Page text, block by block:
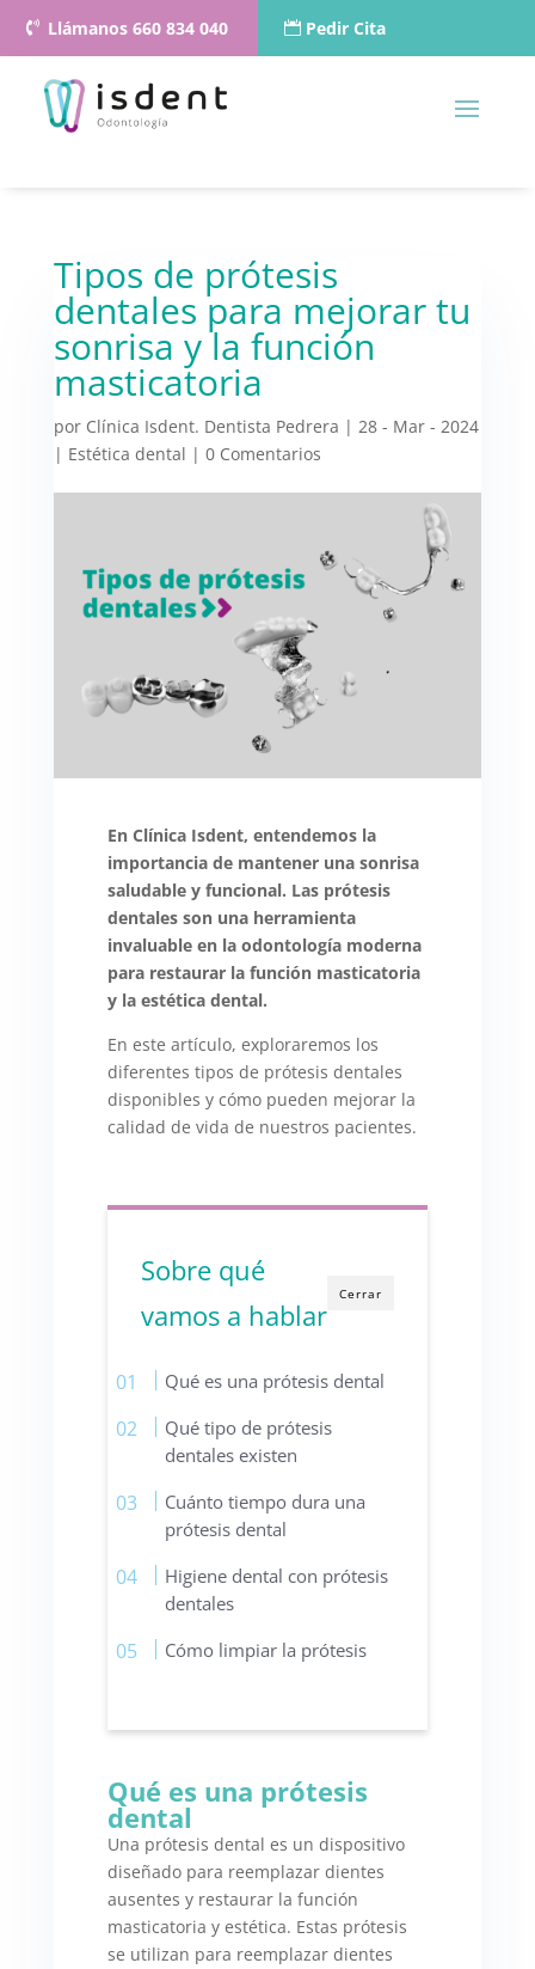
Llámanos 660 834 040 Pedir Cita
Tipos de prótesis
dentales para mejorar tu
sonrisa y la función
masticatoria
por Clínica Isdent. Dentista Pedrera | 28 - Mar - 2024
| Estética dental | 0 Comentarios
En Clínica Isdent, entendemos la
importancia de mantener una sonrisa
saludable y funcional. Las prótesis
dentales son una herramienta
invaluable en la odontología moderna
para restaurar la función masticatoria
y la estética dental.
En este artículo, exploraremos los
diferentes tipos de prótesis dentales
disponibles y cómo pueden mejorar la
calidad de vida de nuestros pacientes.
Cerrar
Sobre qué
vamos a hablar
Qué es una prótesis dental
Qué tipo de prótesis
dentales existen
Cuánto tiempo dura una
prótesis dental
Higiene dental con prótesis
dentales
Cómo limpiar la prótesis
Qué es una prótesis
dental
Una prótesis dental es un dispositivo
diseñado para reemplazar dientes
ausentes y restaurar la función
masticatoria y estética. Estas prótesis
se utilizan para reemplazar dientes